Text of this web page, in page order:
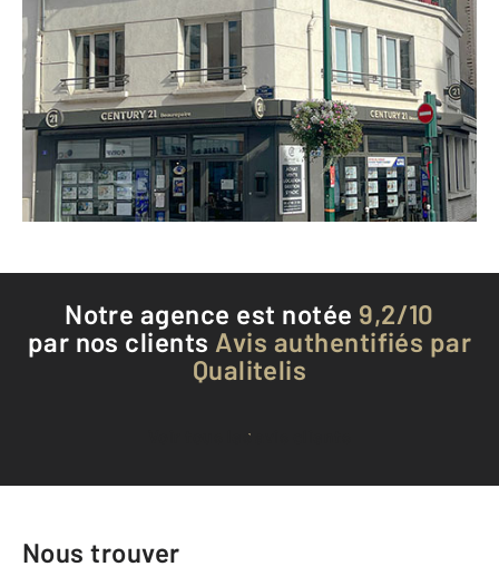
CENTURY 21 Beaurepaire
2 Place du Général Leclerc
COLOMBES - 92700
Envoyer un message
Téléphoner à l'agence
Notre agence est notée 9,2/10
par nos clients Avis authentifiés par
Qualitelis
Voir tous les avis clients
Nous trouver